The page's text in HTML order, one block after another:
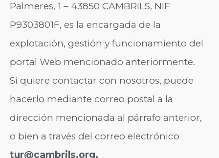
Palmeres, 1 – 43850 CAMBRILS, NIF
P9303801F, es la encargada de la
explotación, gestión y funcionamiento del
portal Web mencionado anteriormente.
Si quiere contactar con nosotros, puede
hacerlo mediante correo postal a la
dirección mencionada al párrafo anterior,
o bien a través del correo electrónico
tur@cambrils.org.